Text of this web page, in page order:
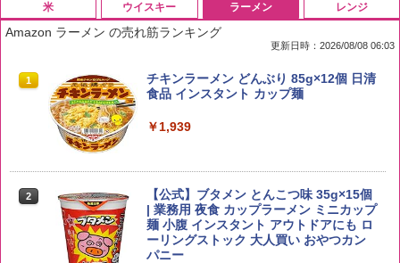
米
1 by Amazon 国産ブレンド米 精米 5kg
2
野沢農産 無洗米 青い流るる コシヒカリ
5kg 長野県産 令和7年産
￥3,980
ウイスキー
1
ブラックニッカ ニッカ Nikka ウィスキ
ー4000ml ブラックニッカクリア ウヰス
お得 4リットル
角瓶 2700ml サントリー ウイスキー ハ
イボール 大容量
ラーメン
Amazon ラーメン の売れ筋ランキング
更新日時：2026/08/08 06:03
1
チキンラーメン どんぶり 85g×12個 日清
食品 インスタント カップ麺
￥1,939
2
【公式】ブタメン とんこつ味 35g×15個
| 業務用 夜食 カップラーメン ミニカップ
麺 小腹 インスタント アウトドアにも ロ
ーリングストック 大人買い おやつカン
パニー
レンジ